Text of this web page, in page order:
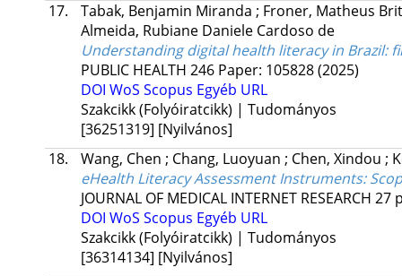
17.
Tabak, Benjamin Miranda ; Froner, Matheus
Almeida, Rubiane Daniele Cardoso de
Understanding digital health literacy in Brazil:
PUBLIC HEALTH 246 Paper: 105828(2025)
DOI WoS Scopus Egyéb URL
Szakcikk (Folyóiratcikk) | Tudományos
[36251319] [Nyilvános]
18.
Wang, Chen ; Chang, Luoyuan ; Chen, Xindou ;
eHealth Literacy Assessment Instruments:
JOURNAL OF MEDICAL INTERNET RESEARCH 27
DOI WoS Scopus Egyéb URL
Szakcikk (Folyóiratcikk) | Tudományos
[36314134] [Nyilvános]